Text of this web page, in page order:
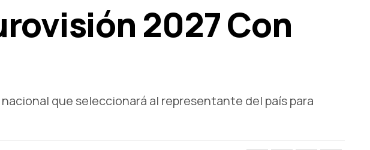
2027 Con
que seleccionará al representante del país para